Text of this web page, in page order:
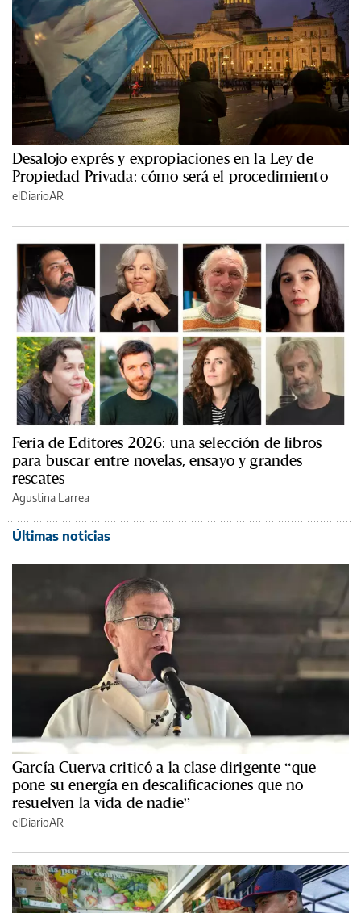
Desalojo exprés y expropiaciones en la Ley de
Propiedad Privada: cómo será el procedimiento
elDiarioAR
Feria de Editores 2026: una selección de libros
para buscar entre novelas, ensayo y grandes
rescates
Agustina Larrea
Últimas noticias
García Cuerva criticó a la clase dirigente “que
pone su energía en descalificaciones que no
resuelven la vida de nadie”
elDiarioAR